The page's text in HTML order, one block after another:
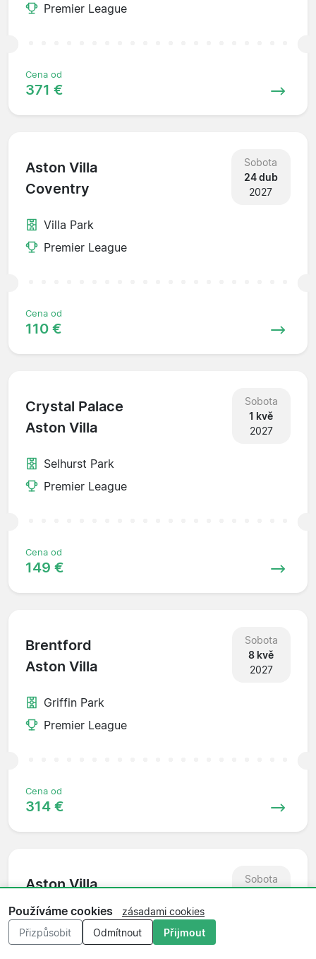
Premier League
Cena od
371 €
Aston Villa
Coventry
Sobota
24 dub
2027
Villa Park
Premier League
Cena od
110 €
Crystal Palace
Aston Villa
Sobota
1 kvě
2027
Selhurst Park
Premier League
Cena od
149 €
Brentford
Aston Villa
Sobota
8 kvě
2027
Griffin Park
Premier League
Cena od
314 €
Aston Villa
Newcastle
Sobota
Villa Park
Používáme cookies
zásadami cookies
Přizpůsobit
Odmítnout Přijmout